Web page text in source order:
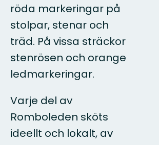
röda markeringar på
stolpar, stenar och
träd. På vissa sträckor
stenrösen och orange
ledmarkeringar.
Varje del av
Romboleden sköts
ideellt och lokalt, av